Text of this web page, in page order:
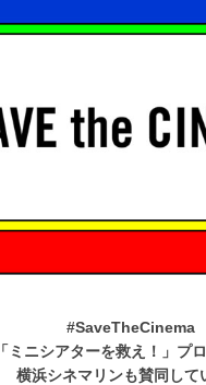
#SaveTheCinema
「ミニシアターを救え！」プ
横浜シネマリンも賛同して